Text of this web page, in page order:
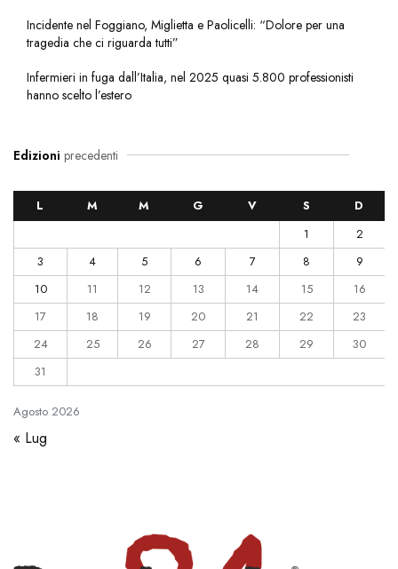
Incidente nel Foggiano, Miglietta e Paolicelli: “Dolore per una
tragedia che ci riguarda tutti”
Infermieri in fuga dall’Italia, nel 2025 quasi 5.800 professionisti
hanno scelto l’estero
Edizioni precedenti
Agosto 2026
L M M G V S
D
1
2
3
4 5 6 7 8
9
10
11 12 13 14 15
16
17
18 19 20 21 22
23
24
25 26 27 28 29
30
31
« Lug